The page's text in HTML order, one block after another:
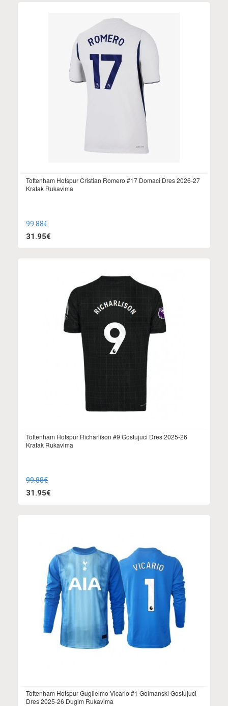
Tottenham Hotspur Cristian Romero #17 Domaci Dres 2026-27
Kratak Rukavima
99.88€
31.95€
Tottenham Hotspur Richarlison #9 Gostujuci Dres 2025-26
Kratak Rukavima
99.88€
31.95€
Tottenham Hotspur Guglielmo Vicario #1 Golmanski Gostujuci
Dres 2025-26 Dugim Rukavima